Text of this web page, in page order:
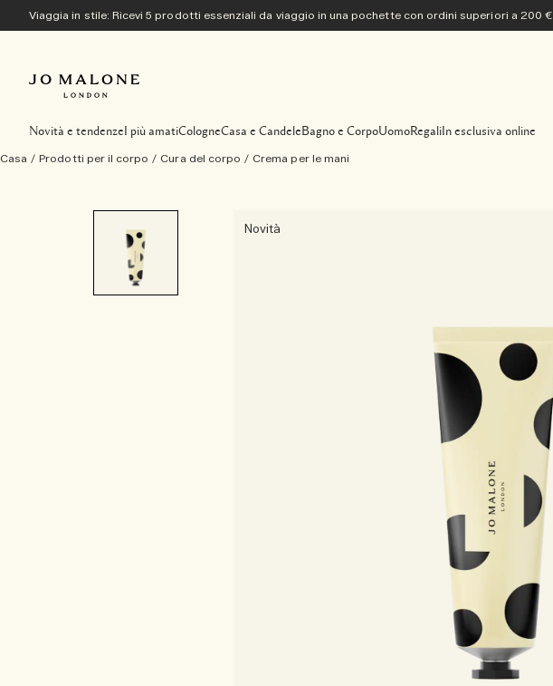
Viaggia in stile: Ricevi 5 prodotti essenziali da viaggio in una pochette con ordini superiori a 200 €
Novità e tendenzeI più amatiCologneCasa e CandeleBagno e CorpoUomoRegaliIn esclusiva online
Casa / Prodotti per il corpo / Cura del corpo / Crema per le mani
Novità